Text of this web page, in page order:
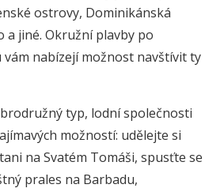
ostrovy, Dominikánská
jiné. Okružní plavby po
nabízejí možnost navštívit ty
typ, lodní společnosti
možností: udělejte si
na Svatém Tomáši, spusťte se
prales na Barbadu,